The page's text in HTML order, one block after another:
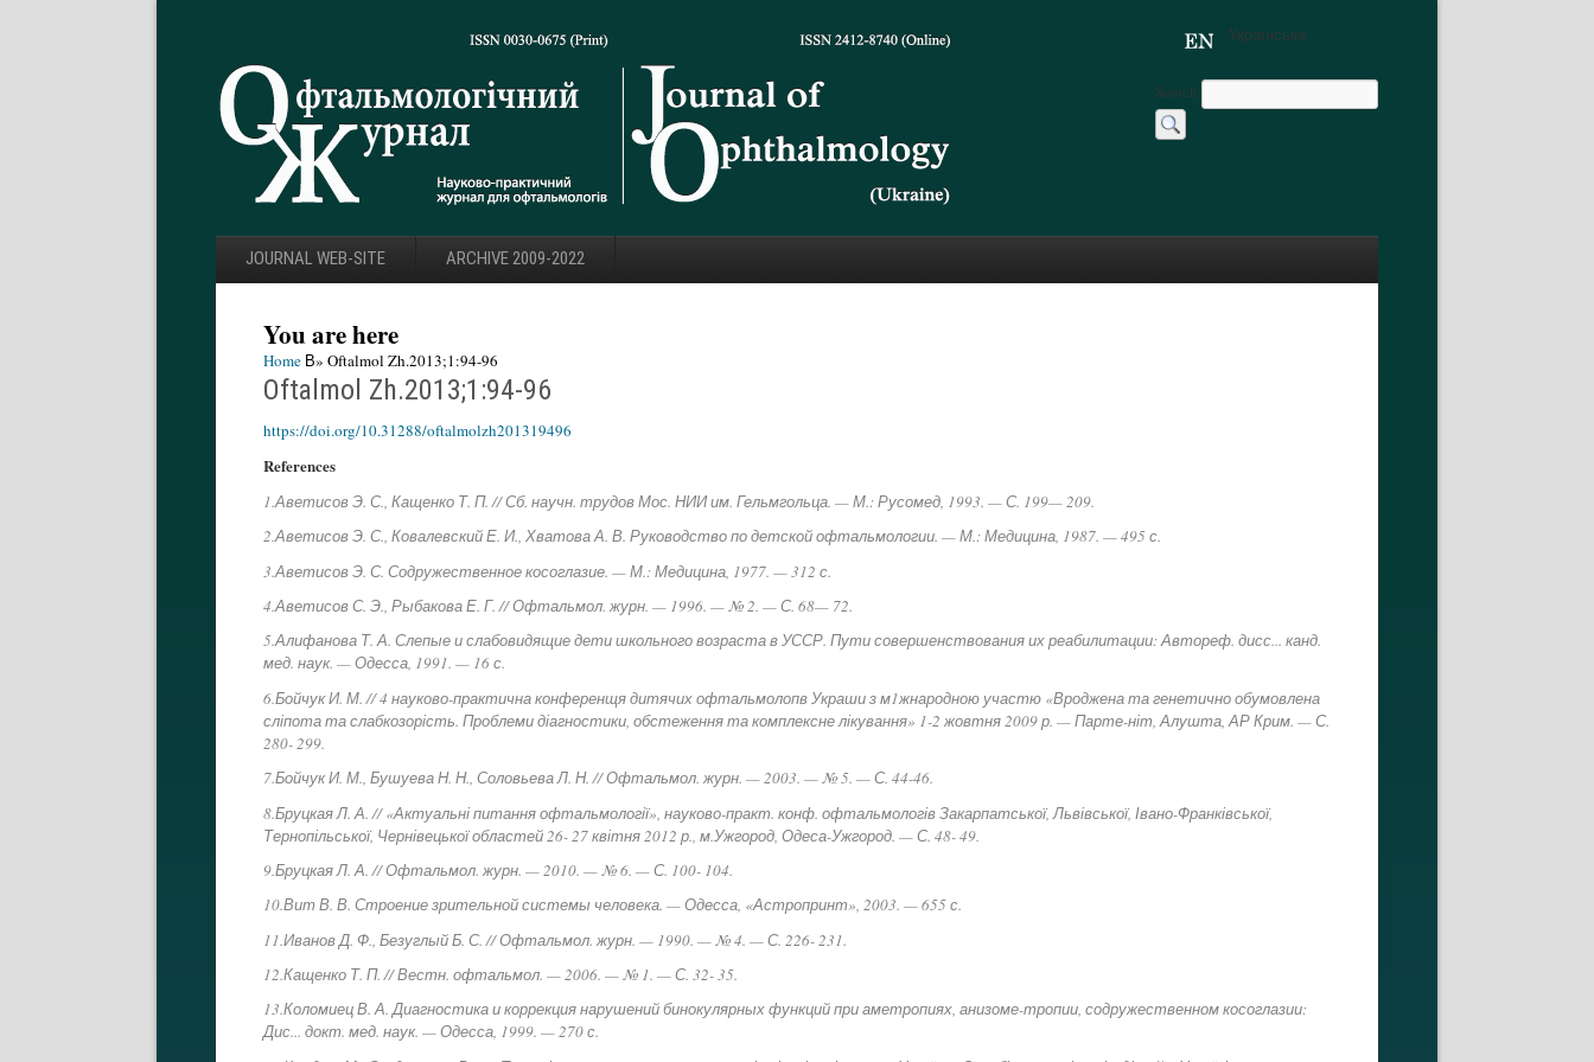
Українська
Search
JOURNAL WEB-SITE ARCHIVE 2009-2022
You are here
Home В» Oftalmol Zh.2013;1:94-96
Oftalmol Zh.2013;1:94-96
https://doi.org/10.31288/oftalmolzh201319496
References
1.Аветисов Э. С., Кащенко Т. П. // Сб. научн. трудов Мос. НИИ им. Гельмгольца. — М.: Русомед, 1993. — С. 199— 209.
2.Аветисов Э. С., Ковалевский Е. И., Хватова А. В. Руководство по детской офтальмологии. — М.: Медицина, 1987. — 495 с.
3.Аветисов Э. С. Содружественное косоглазие. — М.: Медицина, 1977. — 312 с.
4.Аветисов С. Э., Рыбакова Е. Г. // Офтальмол. журн. — 1996. — № 2. — С. 68— 72.
5.Алифанова Т. А. Слепые и слабовидящие дети школьного возраста в УССР. Пути совершенствования их реабилитации: Автореф. дисс... канд.
мед. наук. — Одесса, 1991. — 16 с.
6.Бойчук И. М. // 4 науково-практична конференщя дитячих офтальмолопв Украши з м1жнародною участю «Вроджена та генетично обумовлена
сліпота та слабкозорість. Проблеми діагностики, обстеження та комплексне лікування» 1-2 жовтня 2009 р. — Парте-ніт, Алушта, АР Крим. — С.
280- 299.
7.Бойчук И. М., Бушуева Н. Н., Соловьева Л. Н. // Офтальмол. журн. — 2003. — № 5. — С. 44-46.
8.Бруцкая Л. А. // «Актуальні питання офтальмології», науково-практ. конф. офтальмологів Закарпатської, Львівської, Івано-Франківської,
Тернопільської, Чернівецької областей 26- 27 квітня 2012 р., м.Ужгород, Одеса-Ужгород. — С. 48- 49.
9.Бруцкая Л. А. // Офтальмол. журн. — 2010. — № 6. — С. 100- 104.
10.Вит В. В. Строение зрительной системы человека. — Одесса, «Астропринт», 2003. — 655 с.
11.Иванов Д. Ф., Безуглый Б. С. // Офтальмол. журн. — 1990. — № 4. — С. 226- 231.
12.Кащенко Т. П. // Вестн. офтальмол. — 2006. — № 1. — С. 32- 35.
13.Коломиец В. А. Диагностика и коррекция нарушений бинокулярных функций при аметропиях, анизоме-тропии, содружественном косоглазии:
Дис... докт. мед. наук. — Одесса, 1999. — 270 с.